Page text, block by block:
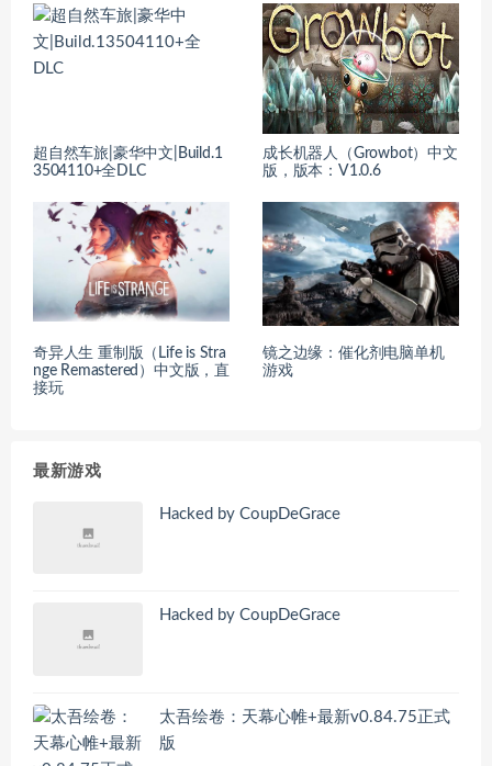
超自然车旅|豪华中文|Build.1
3504110+全DLC
成长机器人（Growbot）中文
版，版本：V1.0.6
奇异人生 重制版（Life is Stra
nge Remastered）中文版，直
接玩
镜之边缘：催化剂电脑单机
游戏
最新游戏
Hacked by CoupDeGrace
Hacked by CoupDeGrace
太吾绘卷：天幕心帷+最新v0.84.75正式
版